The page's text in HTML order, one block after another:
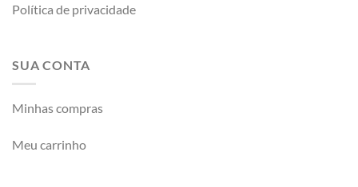
Política de privacidade
SUA CONTA
Minhas compras
Meu carrinho